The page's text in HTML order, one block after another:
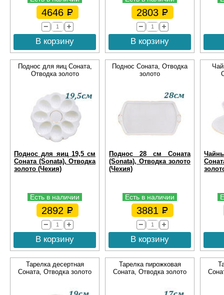
4646
В корзину
2803
В корзину
Поднос для яиц Соната,
Отводка золото
Поднос для яиц 19,5 см
Соната (Sonata), Отводка
золото (Чехия)
Есть в наличии
2892
В корзину
Поднос Соната, Отводка
золото
Поднос 28 см Соната
(Sonata), Отводка золото
(Чехия)
Есть в наличии
3881
В корзину
Тарелка десертная
Соната, Отводка золото
Тарелка пирожковая
Соната, Отводка золото